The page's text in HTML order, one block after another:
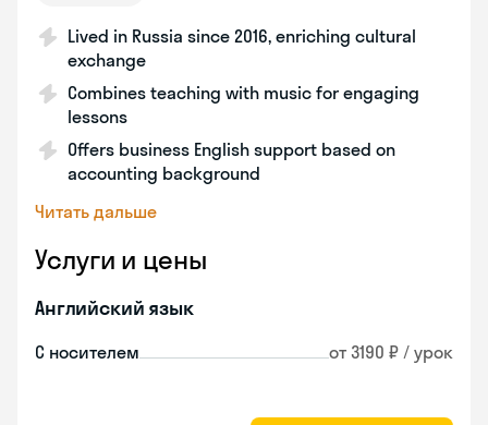
Lived in Russia since 2016, enriching cultural
exchange
Combines teaching with music for engaging
lessons
Offers business English support based on
accounting background
Читать дальше
Услуги и цены
Английский язык
С носителем от 3190 ₽ / урок